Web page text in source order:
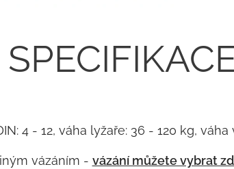
4 - 12, váha lyžaře: 36 - 120 kg,
vázáním - vázání můžete vybrat